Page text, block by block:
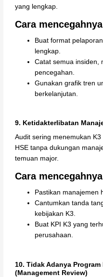
yang lengkap.
Cara
Buat format
lengkap.
Catat semua insiden,
pencegahan.
Gunakan grafik tren
berkelanjutan.
9. Ketidakterlibatan
Audit sering menemukan
HSE tanpa dukungan
temuan major.
Cara
Pastikan manajemen
Cantumkan tanda
kebijakan K3.
Buat KPI K3 yang
perusahaan.
10. Tidak Adanya
(Management Review)